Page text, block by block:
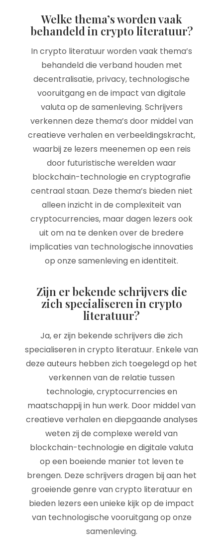
Welke thema’s worden vaak
behandeld in crypto literatuur?
In crypto literatuur worden vaak thema’s
behandeld die verband houden met
decentralisatie, privacy, technologische
vooruitgang en de impact van digitale
valuta op de samenleving. Schrijvers
verkennen deze thema’s door middel van
creatieve verhalen en verbeeldingskracht,
waarbij ze lezers meenemen op een reis
door futuristische werelden waar
blockchain-technologie en cryptografie
centraal staan. Deze thema’s bieden niet
alleen inzicht in de complexiteit van
cryptocurrencies, maar dagen lezers ook
uit om na te denken over de bredere
implicaties van technologische innovaties
op onze samenleving en identiteit.
Zijn er bekende schrijvers die
zich specialiseren in crypto
literatuur?
Ja, er zijn bekende schrijvers die zich
specialiseren in crypto literatuur. Enkele van
deze auteurs hebben zich toegelegd op het
verkennen van de relatie tussen
technologie, cryptocurrencies en
maatschappij in hun werk. Door middel van
creatieve verhalen en diepgaande analyses
weten zij de complexe wereld van
blockchain-technologie en digitale valuta
op een boeiende manier tot leven te
brengen. Deze schrijvers dragen bij aan het
groeiende genre van crypto literatuur en
bieden lezers een unieke kijk op de impact
van technologische vooruitgang op onze
samenleving.